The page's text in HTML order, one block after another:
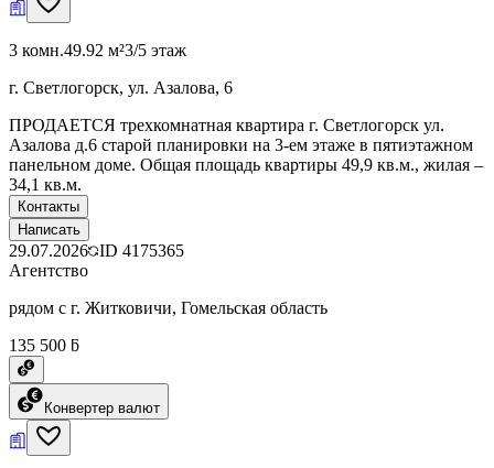
3 комн.49.92 м²3/5 этаж
г. Светлогорск, ул. Азалова, 6
ПРОДАЕТСЯ трехкомнатная квартира г. Светлогорск ул.
Азалова д.6 старой планировки на 3-ем этаже в пятиэтажном
панельном доме. Общая площадь квартиры 49,9 кв.м., жилая –
34,1 кв.м.
Контакты
Написать
29.07.2026 ID 4175365
Агентство
рядом с г. Житковичи, Гомельская область
135 500 ƃ
Конвертер валют